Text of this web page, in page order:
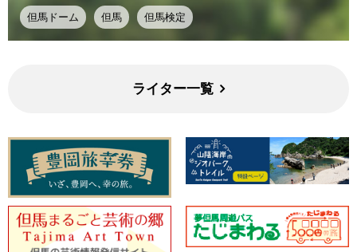
但馬ドーム 但馬 但馬検定
ライター一覧